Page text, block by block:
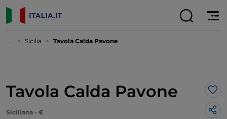
... Sicilia Tavola Calda Pavone
Tavola Calda Pavone
Siciliana - €